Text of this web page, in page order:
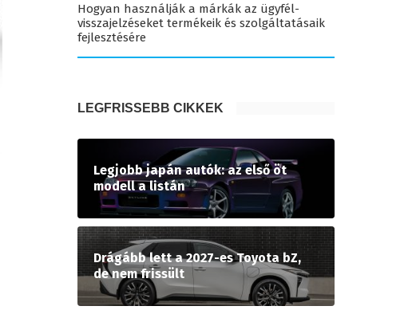
Hogyan használják a márkák az ügyfél-
visszajelzéseket termékeik és szolgáltatásaik
fejlesztésére
LEGFRISSEBB CIKKEK
Legjobb japán autók: az első öt
modell a listán
Drágább lett a 2027-es Toyota bZ,
de nem frissült